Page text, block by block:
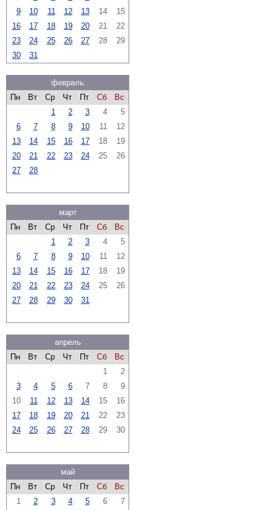
9
10 11 12 13 14
15
16
17 18 19 20 21
22
23
24 25 26 27 28
29
30
31
февраль
Пн
Вт Ср Чт Пт Сб
Вс
1
2 3 4
5
6
7 8 9 10 11
12
13
14 15 16 17 18
19
20
21 22 23 24 25
26
27
28
март
Пн
Вт Ср Чт Пт Сб
Вс
1
2 3 4
5
6
7 8 9 10 11
12
13
14 15 16 17 18
19
20
21 22 23 24 25
26
27
28 29 30 31
апрель
Пн
Вт Ср Чт Пт Сб
Вс
1
2
3
4 5 6 7 8
9
10
11 12 13 14 15
16
17
18 19 20 21 22
23
24
25 26 27 28 29 30
май
Пн
Вт Ср Чт Пт Сб
Вс
1
2 3 4 5 6
7